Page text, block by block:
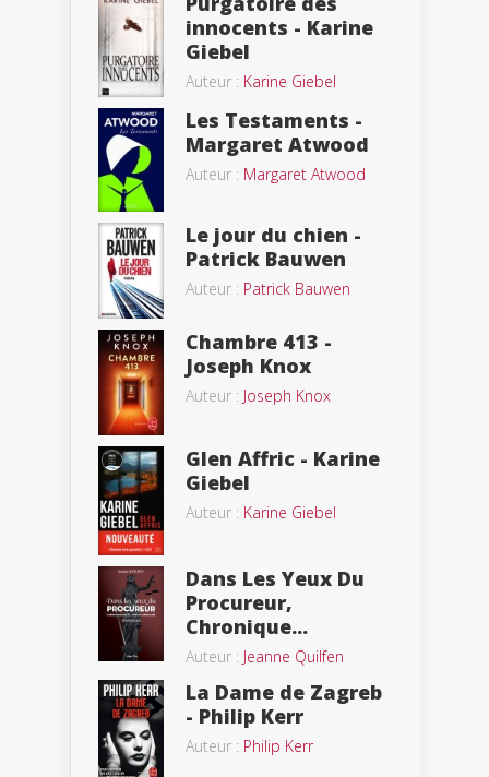
innocents - Karine
Giebel
Auteur : Karine Giebel
Les Testaments -
Margaret Atwood
Auteur : Margaret Atwood
Le jour du chien -
Patrick Bauwen
Auteur : Patrick Bauwen
Chambre 413 -
Joseph Knox
Auteur : Joseph Knox
Glen Affric - Karine
Giebel
Auteur : Karine Giebel
Dans Les Yeux Du
Procureur,
Chronique...
Auteur : Jeanne Quilfen
La Dame de Zagreb
- Philip Kerr
Auteur : Philip Kerr